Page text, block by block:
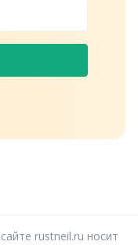
rustneil.ru носит